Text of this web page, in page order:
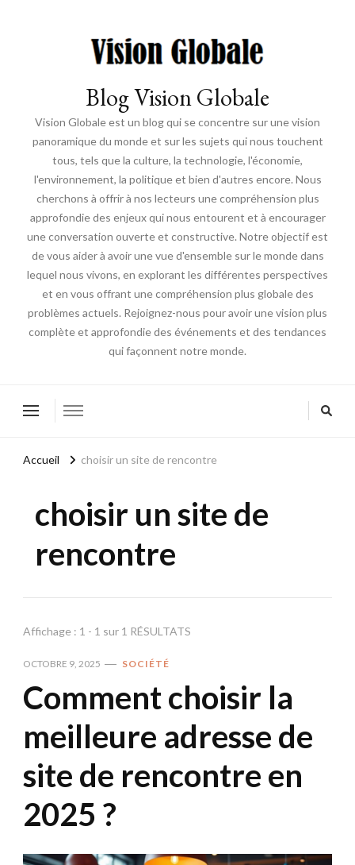
Blog Vision Globale
Vision Globale est un blog qui se concentre sur une vision
panoramique du monde et sur les sujets qui nous touchent
tous, tels que la culture, la technologie, l'économie,
l'environnement, la politique et bien d'autres encore. Nous
cherchons à offrir à nos lecteurs une compréhension plus
approfondie des enjeux qui nous entourent et à encourager
une conversation ouverte et constructive. Notre objectif est
de vous aider à avoir une vue d'ensemble sur le monde dans
lequel nous vivons, en explorant les différentes perspectives
et en vous offrant une compréhension plus globale des
problèmes actuels. Rejoignez-nous pour avoir une vision plus
complète et approfondie des événements et des tendances
qui façonnent notre monde.
Accueil choisir un site de rencontre
choisir un site de
rencontre
Affichage : 1 - 1 sur 1 RÉSULTATS
OCTOBRE 9, 2025 SOCIÉTÉ
Comment choisir la
meilleure adresse de
site de rencontre en
2025 ?